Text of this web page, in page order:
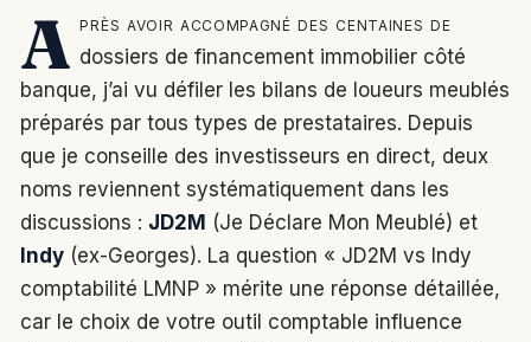
A près avoir accompagné des centaines de
dossiers de financement immobilier côté
banque, j’ai vu défiler les bilans de loueurs meublés
préparés par tous types de prestataires. Depuis
que je conseille des investisseurs en direct, deux
noms reviennent systématiquement dans les
discussions : JD2M (Je Déclare Mon Meublé) et
Indy (ex-Georges). La question « JD2M vs Indy
comptabilité LMNP » mérite une réponse détaillée,
car le choix de votre outil comptable influence